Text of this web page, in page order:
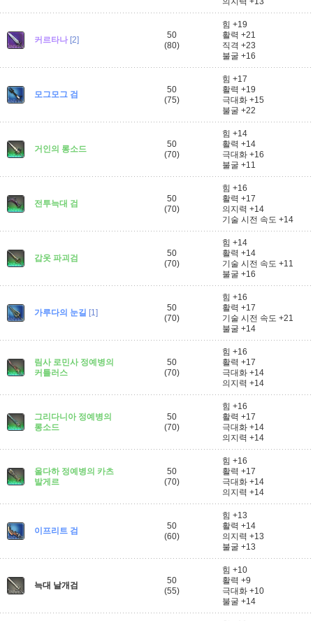
커르타나 [2]
50
(80)
힘 +19
활력 +21
직격 +23
불굴 +16
모그모그 검
50
(75)
힘 +17
활력 +19
극대화 +15
불굴 +22
거인의 롱소드
50
(70)
힘 +14
활력 +14
극대화 +16
불굴 +11
전투늑대 검
50
(70)
힘 +16
활력 +17
의지력 +14
기술 시전 속도 +14
갑옷 파괴검
50
(70)
힘 +14
활력 +14
기술 시전 속도 +11
불굴 +16
가루다의 눈길 [1]
50
(70)
힘 +16
활력 +17
기술 시전 속도 +21
불굴 +14
림사 로민사 정예병의
커틀러스
50
(70)
힘 +16
활력 +17
극대화 +14
의지력 +14
그리다니아 정예병의
롱소드
50
(70)
힘 +16
활력 +17
극대화 +14
의지력 +14
울다하 정예병의 카츠
발게르
50
(70)
힘 +16
활력 +17
극대화 +14
의지력 +14
이프리트 검
50
(60)
힘 +13
활력 +14
의지력 +13
불굴 +13
늑대 날개검
50
(55)
힘 +10
활력 +9
극대화 +10
불굴 +14